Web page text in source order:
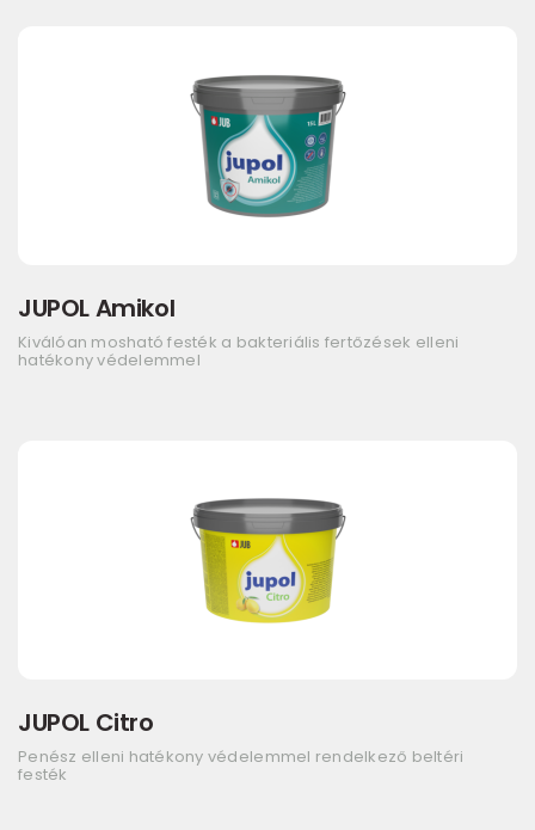
JUPOL Amikol
Kiválóan mosható festék a bakteriális fertőzések elleni
hatékony védelemmel
JUPOL Citro
Penész elleni hatékony védelemmel rendelkező beltéri
festék